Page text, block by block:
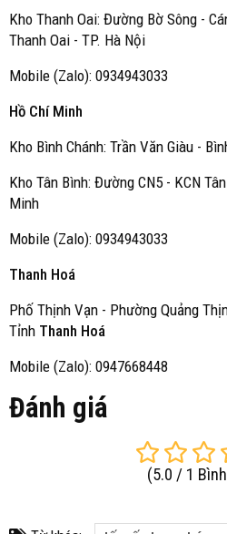
Kho Thanh Oai: Đường Bờ Sông -
Thanh Oai - TP. Hà Nội
Mobile (Zalo): 0934943033
Hồ Chí Minh
Kho Bình Chánh: Trần Văn Giàu -
Kho Tân Bình: Đường CN5 - KCN
Minh
Mobile (Zalo): 0934943033
Thanh Hoá
Phố Thịnh Vạn - Phường Quảng
Tỉnh Thanh Hoá
Mobile (Zalo): 0947668448
Đánh giá
(5.0 / 1